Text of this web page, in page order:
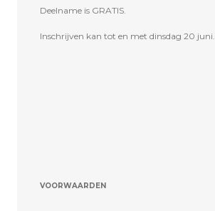
Deelname is GRATIS.
Inschrijven kan tot en met dinsdag 20 juni.
VOORWAARDEN